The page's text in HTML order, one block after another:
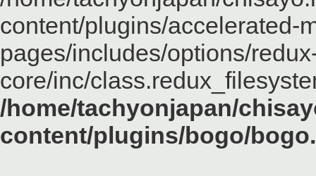
content/plugins/accelerated-
pages/includes/options/
core/inc/
/home/tachyonjapan/
content/plugins/bogo/